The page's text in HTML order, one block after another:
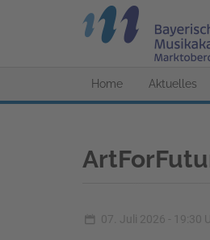
Home Aktuelles
07. Juli 2026 - 19:30